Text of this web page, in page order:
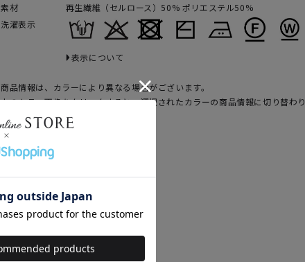
素材
再生繊維（セルロース）50% ポリエステル50%
洗濯表示
表示について
商品情報は、カラーにより異なる場合がございます。
上のカラー画像をクリックすると、選択されたカラーの商品情報に切り替わり
ます。
商品番号（カラー）
V5S-06-419-29
V5S-06-419-40